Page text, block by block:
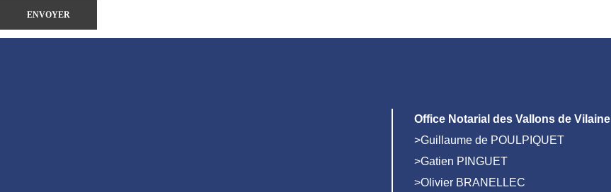
Office Notarial des Vallons de Vilaine
>Guillaume de POULPIQUET
>Gatien PINGUET
>Olivier BRANELLEC